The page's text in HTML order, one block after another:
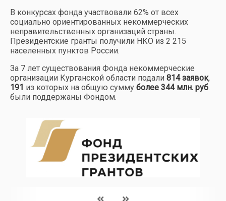
В конкурсах фонда участвовали 62% от всех
социально ориентированных некоммерческих
неправительственных организаций страны.
Президентские гранты получили НКО из 2 215
населенных пунктов России.
За 7 лет существования Фонда некоммерческие
организации Курганской области подали 814 заявок,
191 из которых на общую сумму более 344 млн. руб.
были поддержаны Фондом.